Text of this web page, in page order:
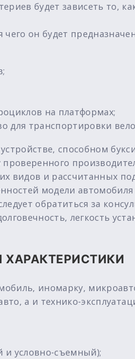
будет зависеть то,
он будет
на платформах;
для транспортировки
способном
видов и рассчитанных
модели
обратиться за
легкость
иномарку,
а и технико-
условно-съемный);